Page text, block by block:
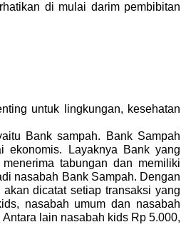
di mulai darim pembibitan
untuk lingkungan, kesehatan
Bank sampah. Bank Sampah
ekonomis. Layaknya Bank yang
tabungan dan memiliki
nasabah Bank Sampah. Dengan
dicatat setiap transaksi yang
nasabah umum dan nasabah
lain nasabah kids Rp 5.000,